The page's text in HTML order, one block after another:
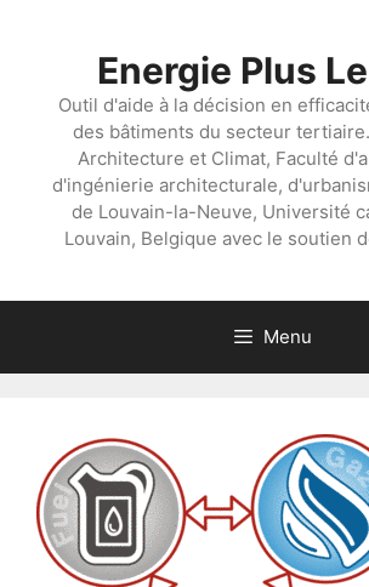
Energie Plus
Outil d'aide à la décision en
des bâtiments du secteur
Architecture et Climat, Faculté
d'ingénierie architecturale,
de Louvain-la-Neuve, Université
Louvain, Belgique avec le soutien
Menu